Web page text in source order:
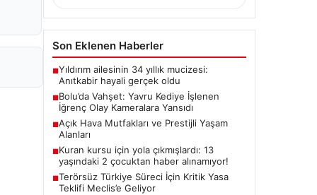
Son Eklenen Haberler
■Yıldırım ailesinin 34 yıllık mucizesi:
Anıtkabir hayali gerçek oldu
■Bolu’da Vahşet: Yavru Kediye İşlenen
İğrenç Olay Kameralara Yansıdı
■Açık Hava Mutfakları ve Prestijli Yaşam
Alanları
■Kuran kursu için yola çıkmışlardı: 13
yaşındaki 2 çocuktan haber alınamıyor!
■Terörsüz Türkiye Süreci İçin Kritik Yasa
Teklifi Meclis’e Geliyor